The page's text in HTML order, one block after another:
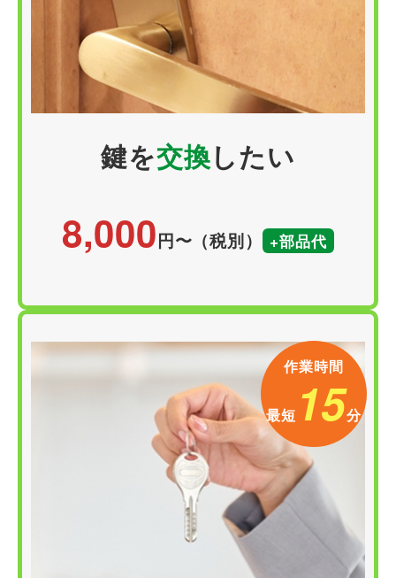
鍵を交換したい
8,000円〜（税別） +部品代
作業時間
最短 15分